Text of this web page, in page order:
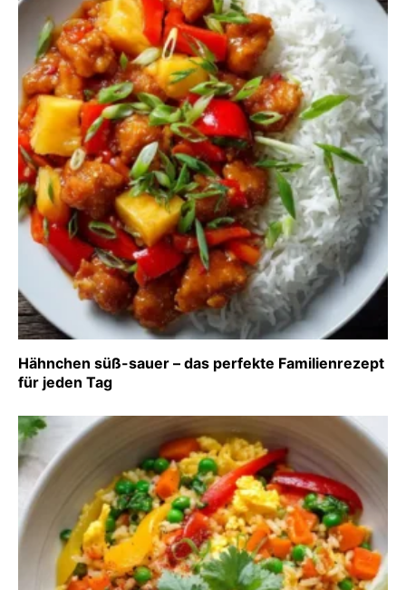
Hähnchen süß-sauer – das perfekte Familienrezept
für jeden Tag